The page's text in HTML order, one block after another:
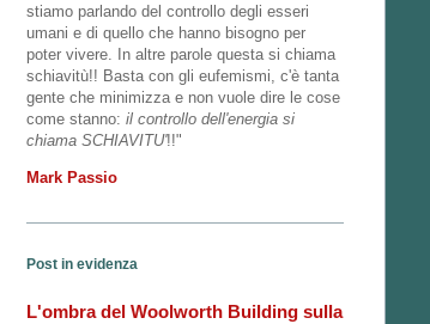
stiamo parlando del controllo degli esseri
umani e di quello che hanno bisogno per
poter vivere. In altre parole questa si chiama
schiavitù!! Basta con gli eufemismi, c'è tanta
gente che minimizza e non vuole dire le cose
come stanno: il controllo dell'energia si
chiama SCHIAVITU'!!"
Mark Passio
Post in evidenza
L'ombra del Woolworth Building sulla